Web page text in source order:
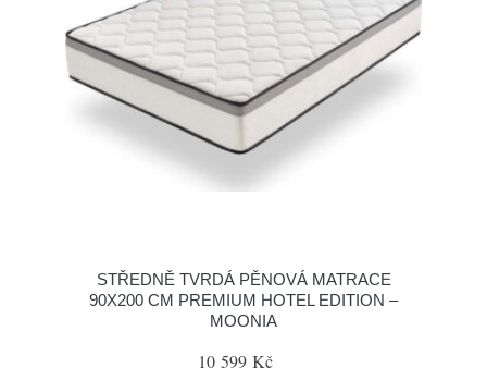
STŘEDNĚ TVRDÁ PĚNOVÁ MATRACE
90X200 CM PREMIUM HOTEL EDITION –
MOONIA
10 599 Kč